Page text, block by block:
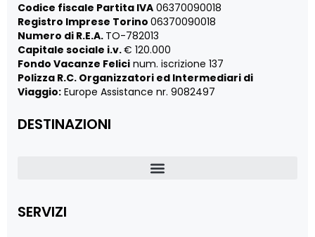
Codice fiscale Partita IVA 06370090018
Registro Imprese Torino 06370090018
Numero di R.E.A. TO-782013
Capitale sociale i.v.€ 120.000
Fondo Vacanze Felici num. iscrizione 137
Polizza R.C. Organizzatori ed Intermediari di
Viaggio: Europe Assistance nr. 9082497
DESTINAZIONI
SERVIZI